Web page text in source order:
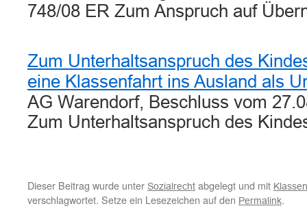
748/08 ER Zum Anspruch auf
Zum Unterhaltsanspruch des
eine Klassenfahrt ins Ausland als
AG Warendorf, Beschluss vom
Zum Unterhaltsanspruch des
Dieser Beitrag wurde unter Sozialrecht abgelegt und mit
verschlagwortet. Setze ein Lesezeichen auf den Permalink.